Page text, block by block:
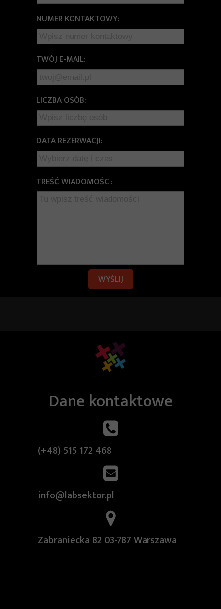
NUMER KONTAKTOWY:
TWÓJ E-MAIL:
LICZBA OSÓB:
DATA REZERWACJI:
TREŚĆ WIADOMOŚCI:
WYŚLIJ
Zabraniecka 82 03-787 Warszawa
info@labsektor.pl
(+48) 515 172 468
Dane kontaktowe